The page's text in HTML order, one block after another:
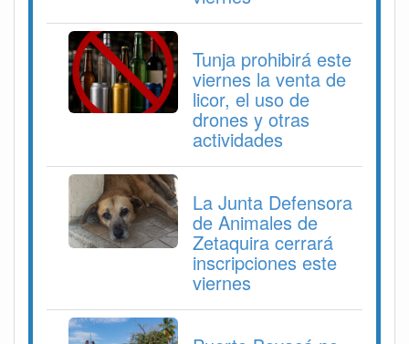
Tunja prohibirá este
viernes la venta de
licor, el uso de
drones y otras
actividades
La Junta Defensora
de Animales de
Zetaquira cerrará
inscripciones este
viernes